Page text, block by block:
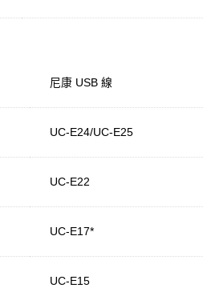
尼康 USB 線
UC-E24/UC-E25
UC-E22
UC-E17*
UC-E15